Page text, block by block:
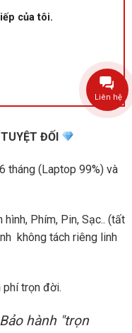
của tôi.
ĐỐI
tháng (Laptop 99%) và
hình, Phím, Pin, Sạc.. (tất
không tách riêng linh
phí trọn đời.
hành "trọn
Liên hệ